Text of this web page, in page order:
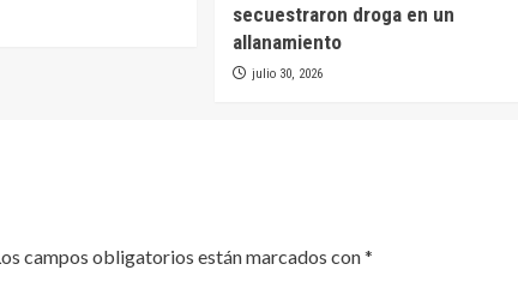
secuestraron droga en un
allanamiento
julio 30, 2026
campos obligatorios están marcados con*